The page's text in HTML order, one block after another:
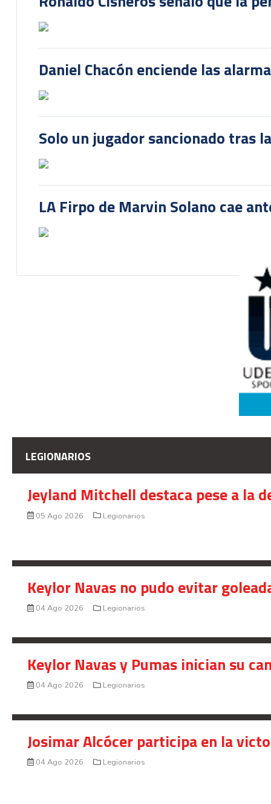
Daniel Chacón enciende las
Solo un jugador sancionado tras
LA Firpo de Marvin Solano cae
LEGIONARIOS
Jeyland Mitchell destaca pese a la
05 Ago 2026 Legionarios
Keylor Navas no pudo evitar
04 Ago 2026 Legionarios
Keylor Navas y Pumas inician su
04 Ago 2026 Legionarios
Josimar Alcócer participa en la
04 Ago 2026 Legionarios